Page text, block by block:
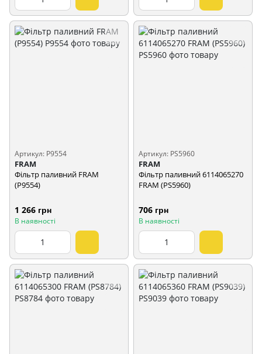
Артикул: P9554
FRAM
Фільтр паливний FRAM
(P9554)
1 266 грн
В наявності
Артикул: PS5960
FRAM
Фільтр паливний 6114065270
FRAM (PS5960)
706 грн
В наявності